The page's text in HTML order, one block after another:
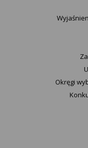
Okręgi